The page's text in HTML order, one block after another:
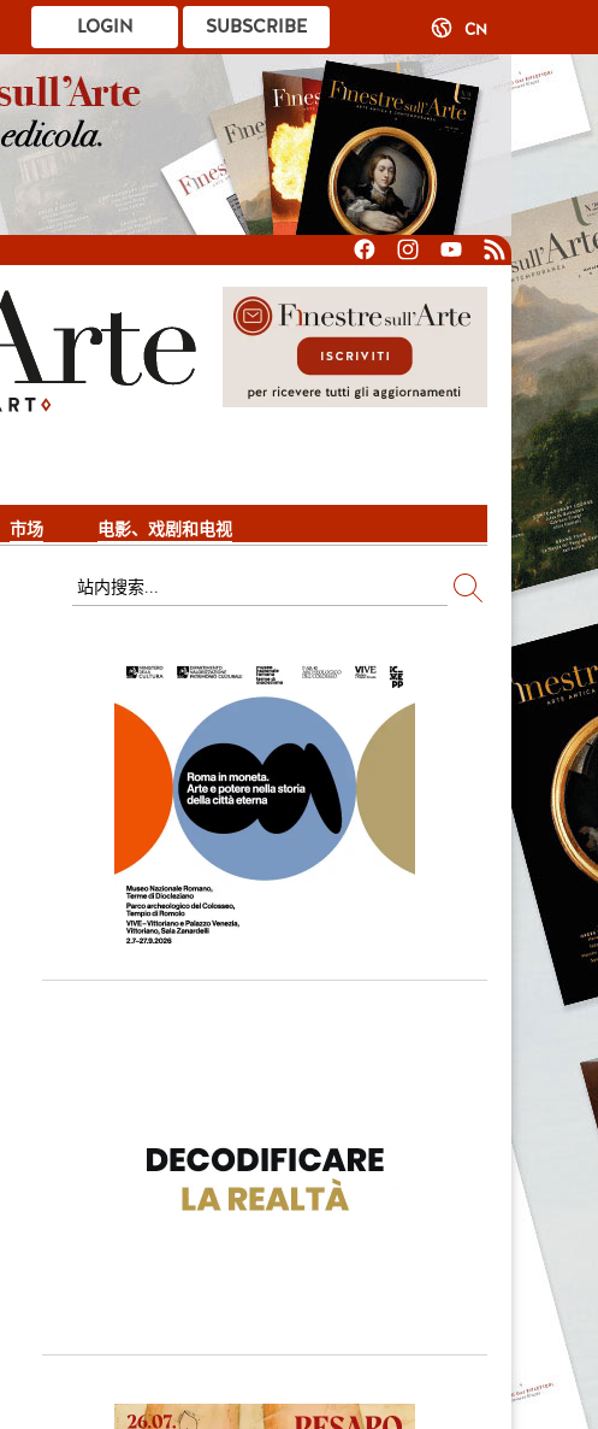
SUBSCRIBE
LOGIN CN
市场 电影、戏剧和电视